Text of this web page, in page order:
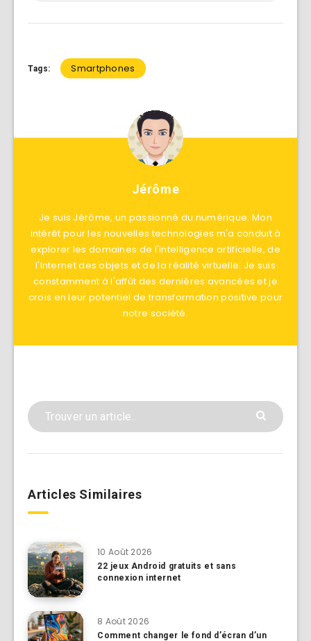
Tags: Smartphones
Jérôme
Je suis Jérôme, un passionné du numérique. Mon
intérêt pour les nouvelles technologies m'a conduit à
explorer les domaines de l'intelligence artificielle, de
l'Internet des objets et de la réalité virtuelle. Je suis
constamment à l'affût des dernières avancées et je
crois en leur potentiel de transformation positive pour
notre société.
Articles Similaires
10 Août 2026
22 jeux Android gratuits et sans
connexion internet
8 Août 2026
Comment changer le fond d’écran d’un